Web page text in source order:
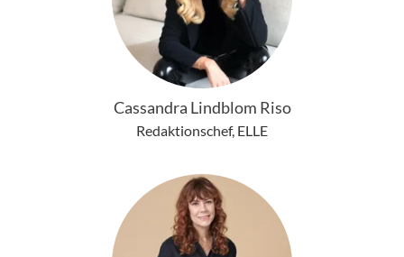
Cassandra Lindblom Riso
Redaktionschef, ELLE